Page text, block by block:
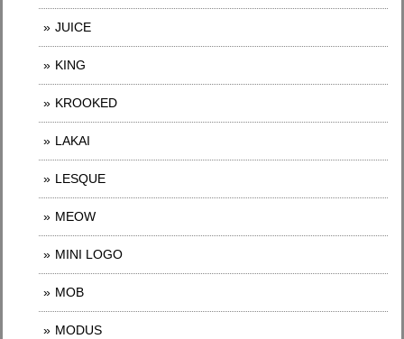
JUICE
KING
KROOKED
LAKAI
LESQUE
MEOW
MINI LOGO
MOB
MODUS